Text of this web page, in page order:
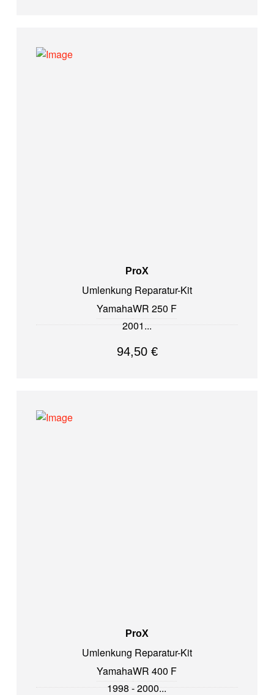
ProX
Umlenkung Reparatur-Kit
YamahaWR 250 F
2001
94,50 €
ProX
Umlenkung Reparatur-Kit
YamahaWR 400 F
1998 - 2000